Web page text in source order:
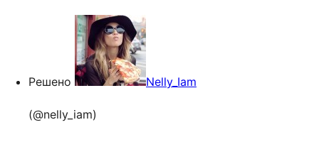
Решено Nelly_Iam
(@nelly_iam)